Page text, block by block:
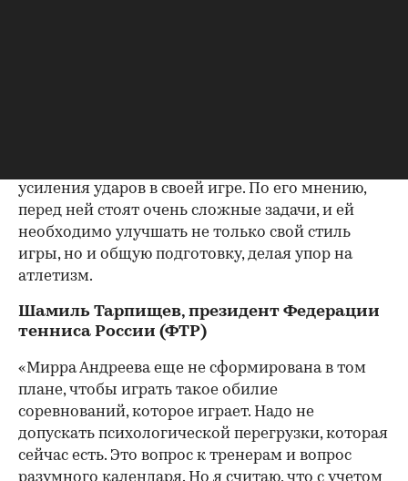
усиления ударов в своей игре. По его мнению,
перед ней стоят очень сложные задачи, и ей
необходимо улучшать не только свой стиль
игры, но и общую подготовку, делая упор на
атлетизм.
Шамиль Тарпищев, президент Федерации
тенниса России (ФТР)
«Мирра Андреева еще не сформирована в том
плане, чтобы играть такое обилие
соревнований, которое играет. Надо не
допускать психологической перегрузки, которая
сейчас есть. Это вопрос к тренерам и вопрос
разумного календаря. Но я считаю, что с учетом